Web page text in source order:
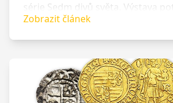
série Sedm divů světa. Výstava
května a návštěvníci si budou
navíc přichází v době, kdy cena
historického maxima. Aktuálně se
více než 72 000 Kč za trojskou
Zobrazit článek